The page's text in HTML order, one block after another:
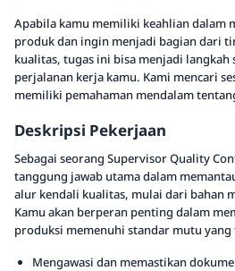
Apabila kamu memiliki keahlian dalam
produk dan ingin menjadi bagian dari
kualitas, tugas ini bisa menjadi langkah
perjalanan kerja kamu. Kami mencari
memiliki pemahaman mendalam
Deskripsi Pekerjaan
Sebagai seorang Supervisor Quality
tanggung jawab utama dalam
alur kendali kualitas, mulai dari bahan
Kamu akan berperan penting dalam
produksi memenuhi standar mutu
Mengawasi dan memastikan